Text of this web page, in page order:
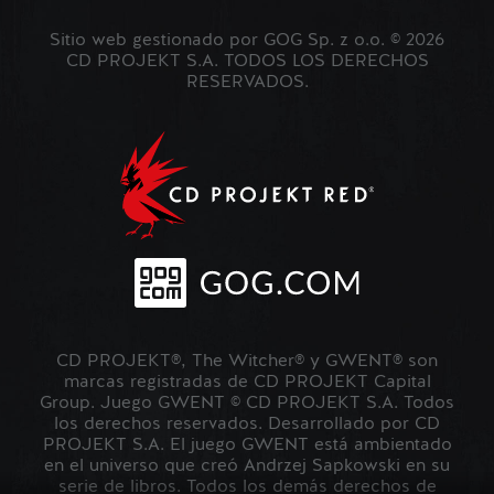
Sitio web gestionado por GOG Sp. z o.o. © 2026
CD PROJEKT S.A. TODOS LOS DERECHOS
RESERVADOS.
CD PROJEKT®, The Witcher® y GWENT® son
marcas registradas de CD PROJEKT Capital
Group. Juego GWENT © CD PROJEKT S.A. Todos
los derechos reservados. Desarrollado por CD
PROJEKT S.A. El juego GWENT está ambientado
en el universo que creó Andrzej Sapkowski en su
serie de libros. Todos los demás derechos de